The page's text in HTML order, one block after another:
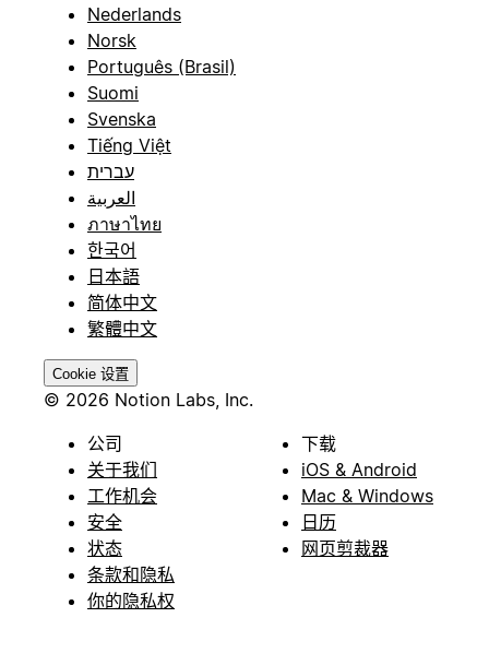
Nederlands
Norsk
Português (Brasil)
Suomi
Svenska
Tiếng Việt
עברית
العربية
ภาษาไทย
한국어
日本語
简体中文
繁體中文
Cookie 设置
© 2026 Notion Labs, Inc.
公司
关于我们
工作机会
安全
状态
条款和隐私
你的隐私权
下载
iOS & Android
Mac & Windows
日历
网页剪裁器